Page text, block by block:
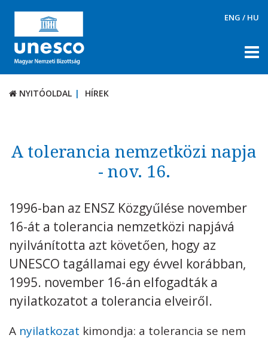
ENG / HU
NYITÓOLDAL HÍREK
TÉMÁK
DOKUMENTUMTÁR
KAPCSOLAT
Kövess minket unescohungary
RSS
NYITÓOLDAL HÍREK
A tolerancia nemzetközi napja
- nov. 16.
1996-ban az ENSZ Közgyűlése november
16-át a tolerancia nemzetközi napjává
nyilvánította azt követően, hogy az
UNESCO tagállamai egy évvel korábban,
1995. november 16-án elfogadták a
nyilatkozatot a tolerancia elveiről.
A nyilatkozat kimondja: a tolerancia se nem